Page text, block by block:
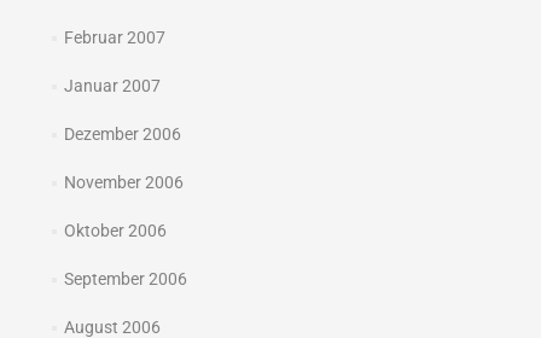
Februar 2007
Januar 2007
Dezember 2006
November 2006
Oktober 2006
September 2006
August 2006